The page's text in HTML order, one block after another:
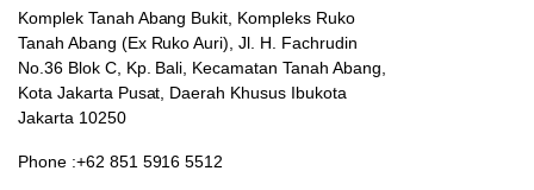
Komplek Tanah Abang Bukit, Kompleks Ruko
Tanah Abang (Ex Ruko Auri), Jl. H. Fachrudin
No.36 Blok C, Kp. Bali, Kecamatan Tanah Abang,
Kota Jakarta Pusat, Daerah Khusus Ibukota
Jakarta 10250
Phone :+62 851 5916 5512